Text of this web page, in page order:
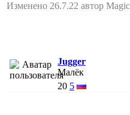
Изменено 26.7.22 автор
Jugger
Малёк
20 5